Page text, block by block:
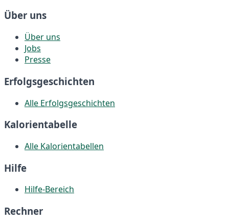
Über uns
Über uns
Jobs
Presse
Erfolgsgeschichten
Alle Erfolgsgeschichten
Kalorientabelle
Alle Kalorientabellen
Hilfe
Hilfe-Bereich
Rechner